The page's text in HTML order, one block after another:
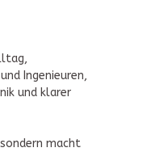
Ingenieuren,
und klarer
macht